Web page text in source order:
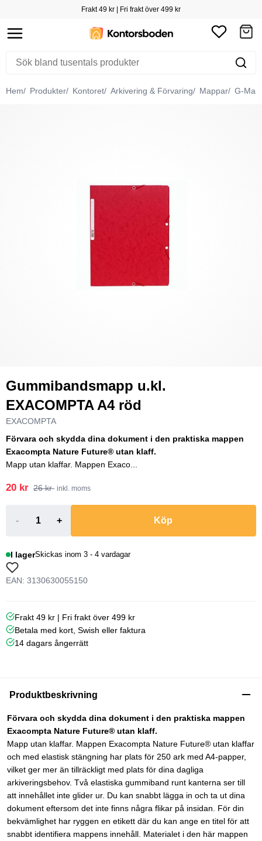
Frakt 49 kr | Fri frakt över 499 kr
Hem Produkter Kontoret Arkivering & Förvaring Mappar G-
Gummibandsmapp u.kl.
EXACOMPTA A4 röd
EXACOMPTA
Förvara och skydda dina dokument i den praktiska mappen
Exacompta Nature Future® utan klaff.
Mapp utan klaffar. Mappen Exaco...
20 kr 26 kr inkl. moms
- + Köp
I lagerSkickas inom 3 - 4 vardagar
EAN: 3130630055150
Frakt 49 kr | Fri frakt över 499 kr
Betala med kort, Swish eller faktura
14 dagars ångerrätt
Produktbeskrivning
Förvara och skydda dina dokument i den praktiska mappen
Exacompta Nature Future® utan klaff.
Mapp utan klaffar. Mappen Exacompta Nature Future® utan klaffar
och med elastisk stängning har plats för 250 ark med A4-papper,
vilket ger mer än tillräckligt med plats för dina dagliga
arkiveringsbehov. Två elastiska gummiband runt kanterna ser till
att innehållet inte glider ur. Du kan snabbt lägga in och ta ut dina
dokument eftersom det inte finns några flikar på insidan. För din
bekvämlighet har ryggen en etikett där du kan ange en titel för att
snabbt identifiera mappens innehåll. Materialet i den här mappen